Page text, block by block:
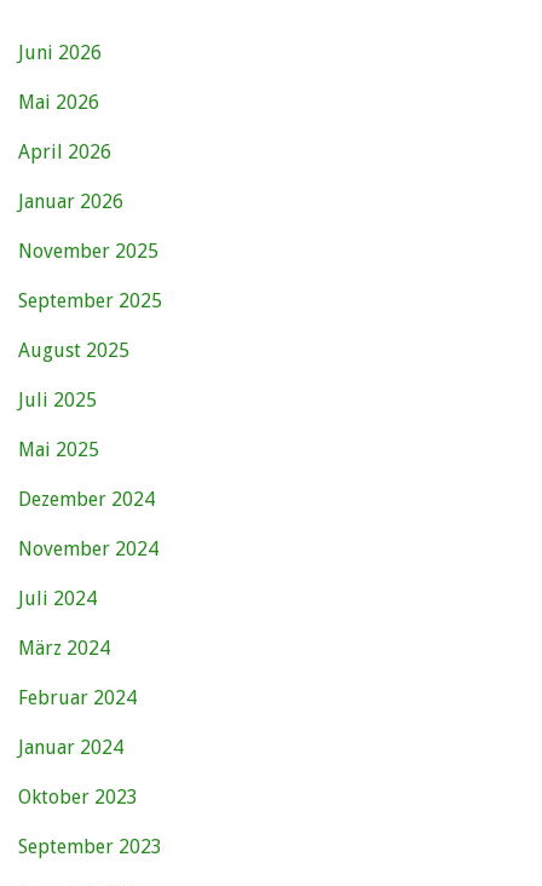
Juni 2026
Mai 2026
April 2026
Januar 2026
November 2025
September 2025
August 2025
Juli 2025
Mai 2025
Dezember 2024
November 2024
Juli 2024
März 2024
Februar 2024
Januar 2024
Oktober 2023
September 2023